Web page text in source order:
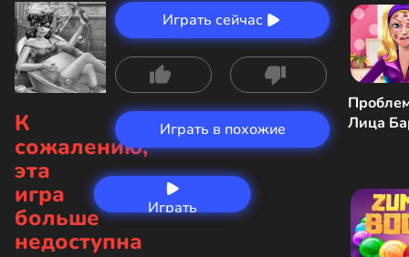
Играть
Играть сейчас
К
сожалению,
эта
игра
больше
недоступна
Играть в похожие
Лица